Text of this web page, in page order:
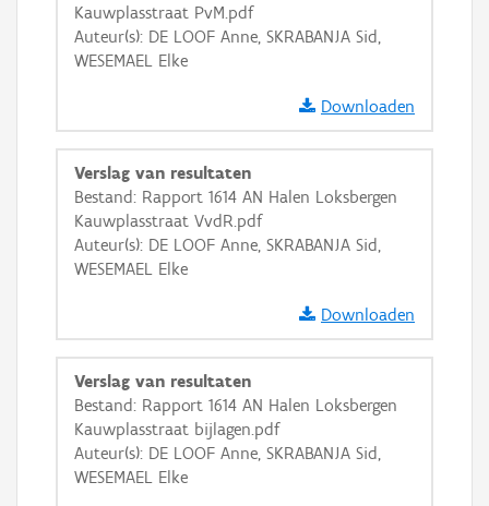
+ −
Basis Lagen
OSM-Basiskaart
Ortho
Kauwplasstraat PvM.pdf
Auteur(s): DE LOOF Anne, SKRABANJA Sid,
WESEMAEL Elke
Downloaden
Verslag van resultaten
Bestand: Rapport 1614 AN Halen Loksbergen
Kauwplasstraat VvdR.pdf
Auteur(s): DE LOOF Anne, SKRABANJA Sid,
WESEMAEL Elke
Downloaden
Verslag van resultaten
Bestand: Rapport 1614 AN Halen Loksbergen
Kauwplasstraat bijlagen.pdf
Auteur(s): DE LOOF Anne, SKRABANJA Sid,
WESEMAEL Elke